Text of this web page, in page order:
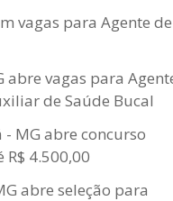
vagas para Agente de
vagas para
de Saúde Bucal
MG abre concurso
4.500,00
abre seleção para